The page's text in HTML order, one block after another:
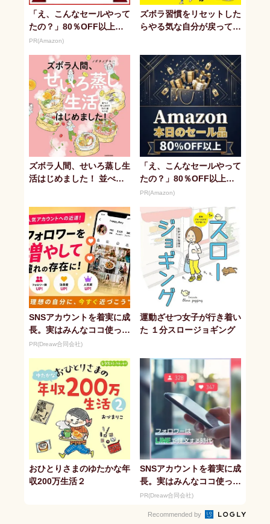
「え、こんなセールやって
たの？」80％OFF以上が
続々登場！Amazonの本気
PR(Amazon)
ズボラ習慣をリセットした
らやる気な自分が戻ってき
ズボラ人間、せいろ蒸し生
活はじめました！ 並べて
「え、こんなセールやって
たの？」80％OFF以上が
続々登場！Amazonの本気
PR(Amazon)
SNSアカウントを着実に成
長。実はみんなココ使って
ます。
PR(Dreaw合同会社)
運動ざせつ女子が行き着い
た １分スロージョギング
おひとりさまのゆたかな年
収200万生活２
SNSアカウントを着実に成
長。実はみんなココ使って
ます。
PR(Dreaw合同会社)
Recommended by